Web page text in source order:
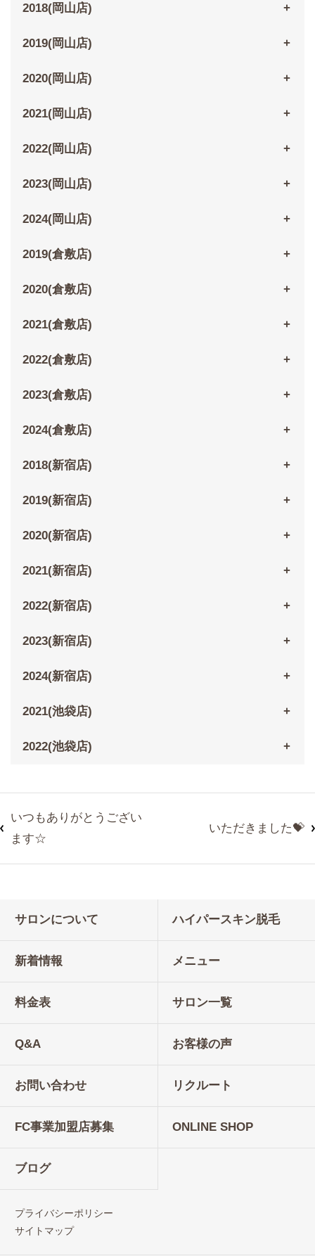
2018(岡山店)
2019(岡山店)
2020(岡山店)
2021(岡山店)
2022(岡山店)
2023(岡山店)
2024(岡山店)
2019(倉敷店)
2020(倉敷店)
2021(倉敷店)
2022(倉敷店)
2023(倉敷店)
2024(倉敷店)
2018(新宿店)
2019(新宿店)
2020(新宿店)
2021(新宿店)
2022(新宿店)
2023(新宿店)
2024(新宿店)
2021(池袋店)
2022(池袋店)
いつもありがとうござい
ます☆
いただきました💝
サロンについて ハイパースキン脱毛
新着情報 メニュー
料金表 サロン一覧
Q&A お客様の声
お問い合わせ リクルート
FC事業加盟店募集 ONLINE SHOP
ブログ
プライバシーポリシー
サイトマップ